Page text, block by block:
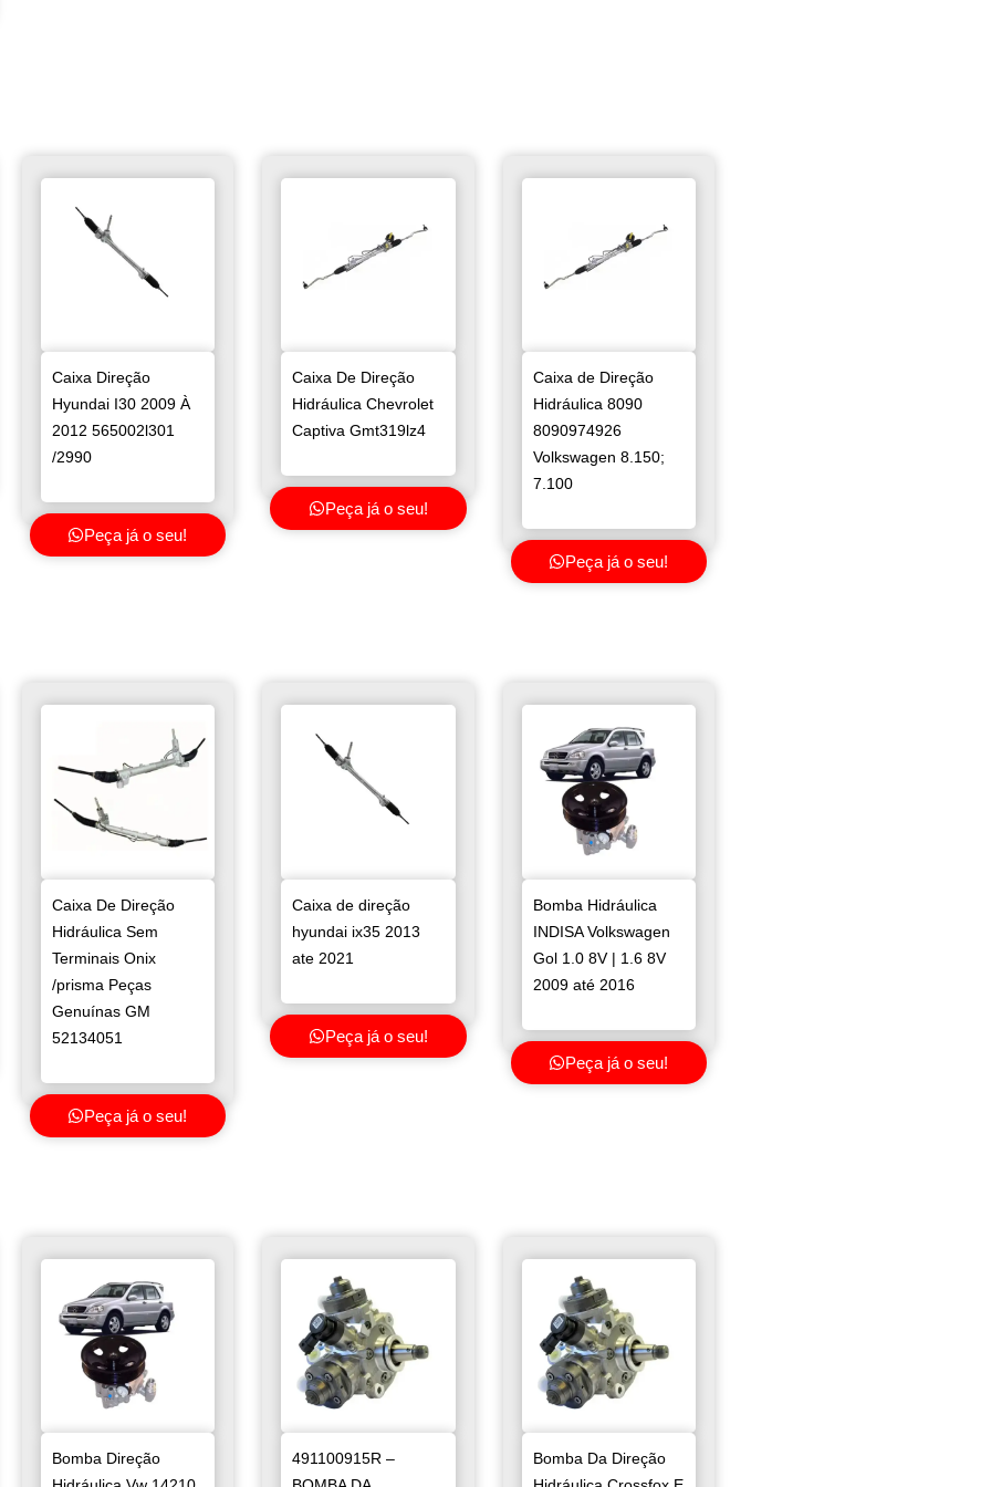
Caixa Direção
Hyundai I30 2009 À
2012 565002l301
/2990
Peça já o seu!
Caixa De Direção
Hidráulica Chevrolet
Captiva Gmt319lz4
Peça já o seu!
Caixa de Direção
Hidráulica 8090
8090974926
Volkswagen 8.150;
7.100
Peça já o seu!
Caixa De Direção
Hidráulica Sem
Terminais Onix
/prisma Peças
Genuínas GM
52134051
Peça já o seu!
Caixa de direção
hyundai ix35 2013
ate 2021
Peça já o seu!
Bomba Hidráulica
INDISA Volkswagen
Gol 1.0 8V | 1.6 8V
2009 até 2016
Peça já o seu!
Bomba Direção
491100915R –
Bomba Da Direção